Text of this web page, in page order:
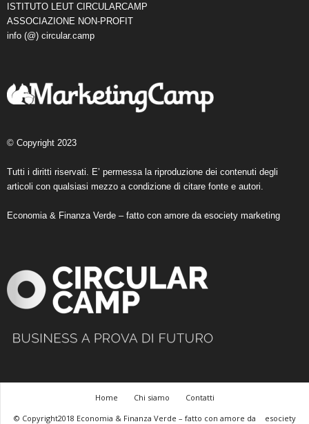
ISTITUTO LEUT CIRCULARCAMP
ASSOCIAZIONE NON-PROFIT
info (@) circular.camp
© Copyright 2023
Tutti i diritti riservati. E’ permessa la riproduzione dei contenuti degli
articoli con qualsiasi mezzo a condizione di citare fonte e autori.
Economia & Finanza Verde – fatto con amore da esociety marketing
Home Chi siamo
Contatti
© Copyright2018 Economia & Finanza Verde – fatto con amore da
esociety